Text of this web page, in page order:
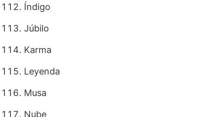
Índigo
Júbilo
Karma
Leyenda
Musa
Nube